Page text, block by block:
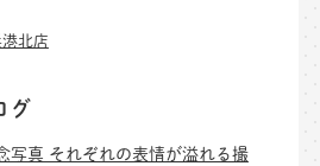
北店
グ
写真 それぞれの表情が溢れる撮